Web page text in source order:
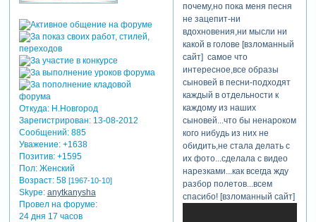
Откуда:Н.Новгород
Зарегистрирован: 13-08-2012
Сообщений:885
Уважение: +1638
Позитив: +1595
Пол:Женский
Возраст:58 [1967-10-10]
Skype: anytkanysha
Провел на форуме:
24 дня 17 часов
почему,но пока меня песня
не зацепит-ни
вдохновения,ни мысли ни
какой в голове [взломанный
сайт] самое что
интересное,все образы
сыновей в песни-подходят
каждый в отдельности к
каждому из наших
сыновей...что бы ненароком
кого нибудь из них не
обидить,не стала делать с
их фото...сделала с видео
нарезками...как всегда жду
разбор полетов...всем
спасибо! [взломанный сайт]